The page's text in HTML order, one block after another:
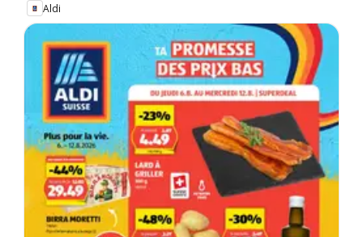
Aldi